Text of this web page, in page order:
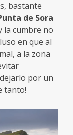
bastante
de Sora
la cumbre no
en que al
a la zona
por un
tanto!